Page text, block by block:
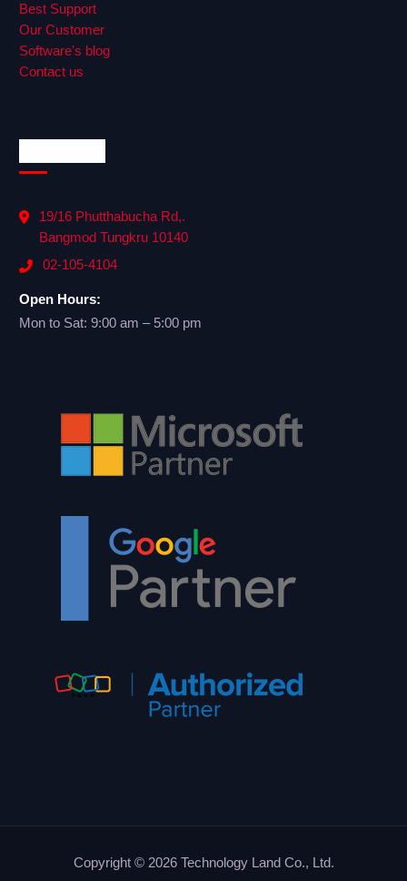
Best Support
Our Customer
Software's blog
Contact us
19/16 Phutthabucha Rd,.
Bangmod Tungkru 10140
02-105-4104
Open Hours:
Mon to Sat: 9:00 am – 5:00 pm
Copyright © 2026 Technology Land Co., Ltd.